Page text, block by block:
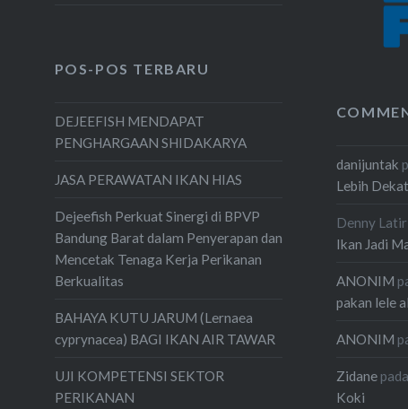
POS-POS TERBARU
DEJEEFISH MENDAPAT
PENGHARGAAN SHIDAKARYA
JASA PERAWATAN IKAN HIAS
Dejeefish Perkuat Sinergi di BPVP
Bandung Barat dalam Penyerapan dan
Mencetak Tenaga Kerja Perikanan
Berkualitas
BAHAYA KUTU JARUM (Lernaea
cyprynacea) BAGI IKAN AIR TAWAR
UJI KOMPETENSI SEKTOR
PERIKANAN
danijuntak
Lebih Dekat
Denny Latir
Ikan Jadi
ANONIM
pakan lele
ANONIM
Zidanepada
Koki